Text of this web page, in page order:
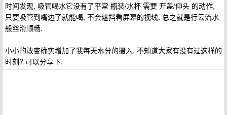
时间发现, 吸管喝水它没有了平常 瓶装/水杯 需要 开盖/仰头 的动作,
只要吸管到嘴边了就能喝, 不会遮挡看屏幕的视线. 总之就是行云流水
般丝滑顺畅.
小小的改变确实增加了我每天水分的摄入, 不知道大家有没有过这样的
时刻? 可以分享下.